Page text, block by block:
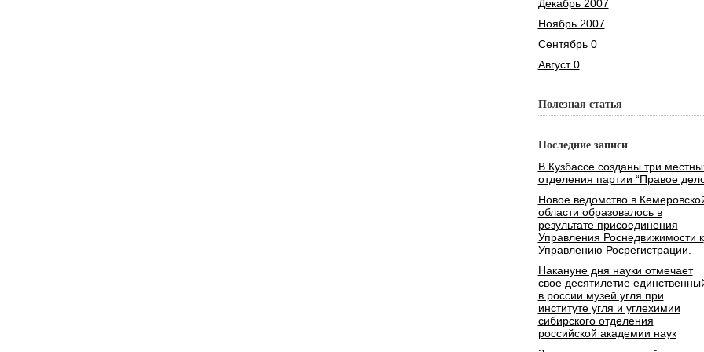
Декабрь 2007
Ноябрь 2007
Сентябрь 0
Август 0
Полезная статья
Последние записи
В Кузбассе созданы три
отделения партии “Правое
Новое ведомство в
области образовалось в
результате присоединения
Управления Роснедвижимости к
Управлению Росрегистрации.
Накануне дня науки отмечает
свое десятилетие
в россии музей угля при
институте угля и углехимии
сибирского отделения
российской академии наук